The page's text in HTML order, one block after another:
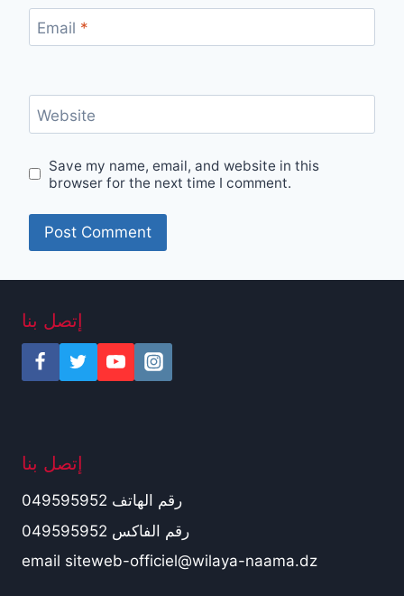
Email *
Website
Save my name, email, and website in this
browser for the next time I comment.
إتصل بنا
إتصل بنا
رقم الهاتف 049595952
رقم الفاكس 049595952
email siteweb-officiel@wilaya-naama.dz